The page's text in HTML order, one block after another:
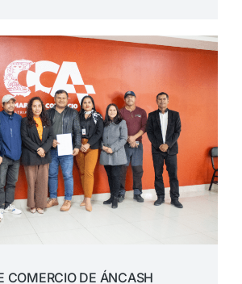
COMERCIO DE ÁNCASH